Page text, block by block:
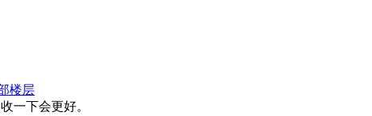
楼层
一下会更好。